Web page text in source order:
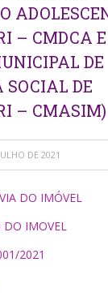
– CMDCA E
DE
SOCIAL DE
– CMASIM)
DE 2021
DO IMÓVEL
IMOVEL
2021